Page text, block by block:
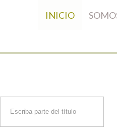
INICIO
parte
del